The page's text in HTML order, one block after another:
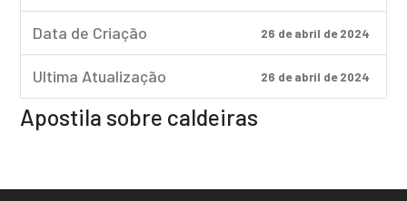
Data de Criação 26 de abril de 2024
Ultima Atualização 26 de abril de 2024
Apostila sobre caldeiras